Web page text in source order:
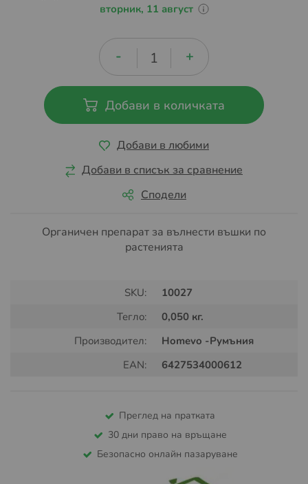
вторник, 11 август
Добави в количката
Добави в любими
Добави в списък за сравнение
Сподели
Органичен препарат за вълнести въшки по
растенията
SKU:
10027
Тегло:
0,050 кг.
Производител:
Homevo -Румъния
EAN:
6427534000612
Преглед на пратката
30 дни право на връщане
Безопасно онлайн пазаруване